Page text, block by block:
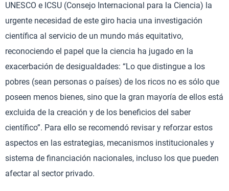
UNESCO e ICSU (Consejo Internacional para la Ciencia) la
urgente necesidad de este giro hacia una investigación
científica al servicio de un mundo más equitativo,
reconociendo el papel que la ciencia ha jugado en la
exacerbación de desigualdades: “Lo que distingue a los
pobres (sean personas o países) de los ricos no es sólo que
poseen menos bienes, sino que la gran mayoría de ellos está
excluida de la creación y de los beneficios del saber
científico”. Para ello se recomendó revisar y reforzar estos
aspectos en las estrategias, mecanismos institucionales y
sistema de financiación nacionales, incluso los que pueden
afectar al sector privado.